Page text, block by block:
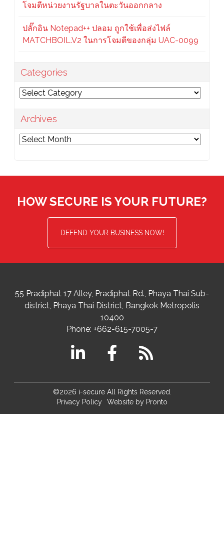
โจมตีหน่วยงานรัฐบาลในตะวันออกกลาง
ปลั๊กอิน Notepad++ ปลอม ถูกใช้เพื่อส่งไฟล์
MATCHBOIL.V2 ในการโจมตีของกลุ่ม UAC-0099
Categories
Categories
Archives
Archives
HOW SECURE IS YOUR FUTURE?
DEFEND YOUR BUSINESS NOW!
55 Pradiphat 17 Alley, Pradiphat Rd., Phaya Thai Sub-
district Phaya Thai District, Bangkok Metropolis
10400
Phone: +662-615-7005-7
©2026 i-secure All Rights Reserved.
Privacy Policy
Website by Pronto